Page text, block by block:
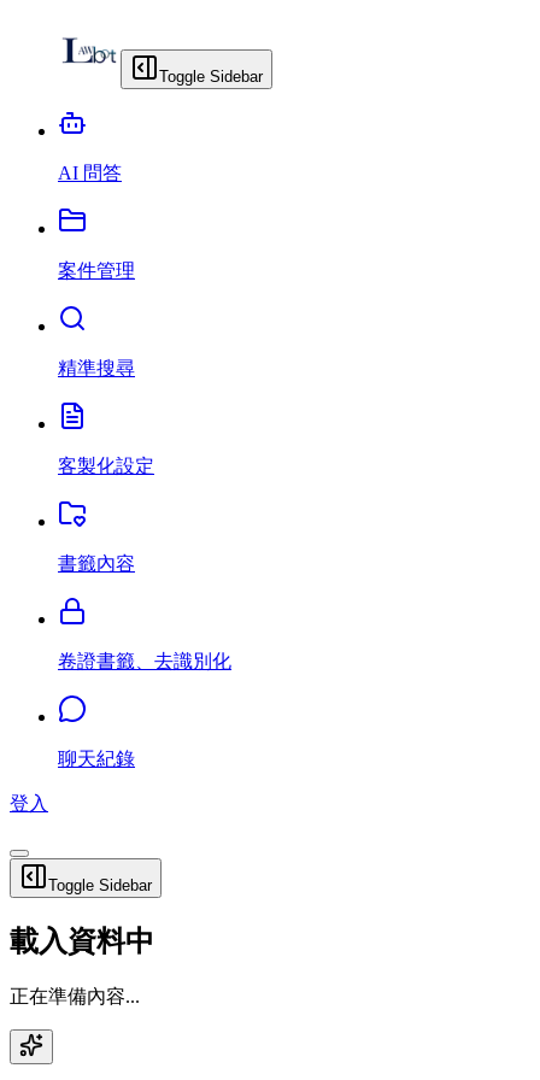
Toggle Sidebar
AI 問答
案件管理
精準搜尋
客製化設定
書籤內容
卷證書籤、去識別化
聊天紀錄
登入
Toggle Sidebar
載入資料中
正在準備內容...